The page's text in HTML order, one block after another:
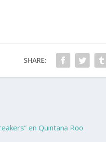
SHARE:
en Quintana Roo